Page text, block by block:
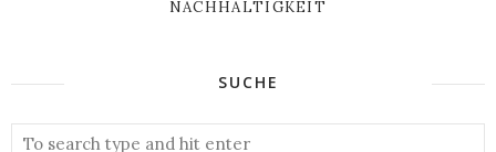
NACHHALTIGKEIT
SUCHE